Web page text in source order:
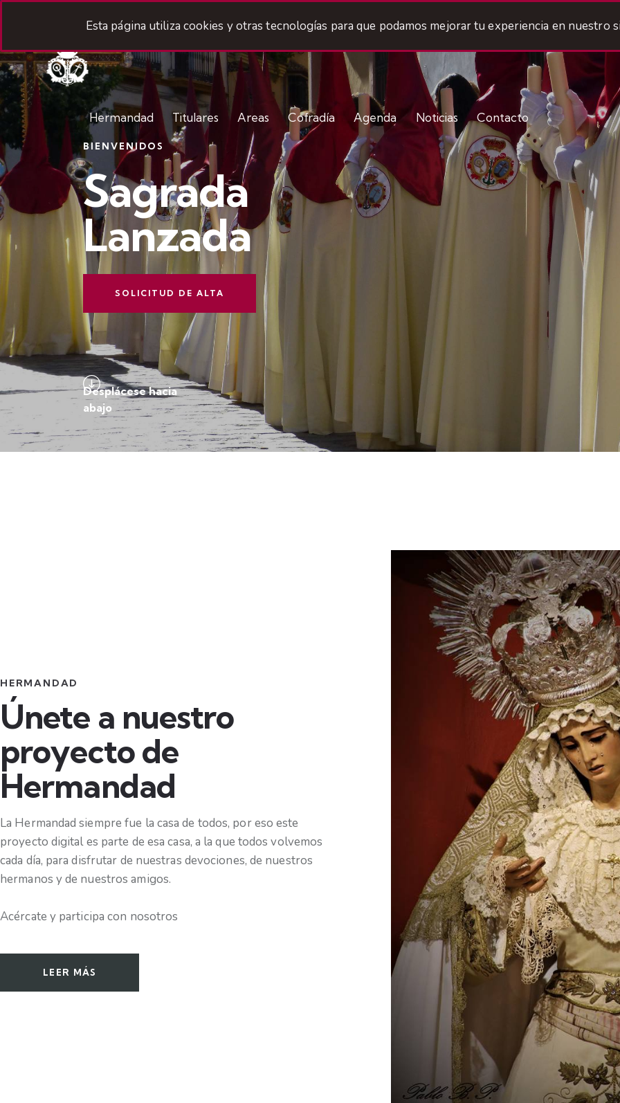
Hermandad Titulares Areas Cofradía Agenda Noticias Contacto
BIENVENIDOS
Sagrada
Lanzada
SOLICITUD DE ALTA
Desplácese hacia
abajo
HERMANDAD
Únete a nuestro
proyecto de
Hermandad
La Hermandad siempre fue la casa de todos, por eso este
proyecto digital es parte de esa casa, a la que todos volvemos
cada día, para disfrutar de nuestras devociones, de nuestros
hermanos y de nuestros amigos.
Acércate y participa con nosotros
LEER MÁS
Esta página utiliza cookies y otras tecnologías para que podamos mejorar tu experiencia en nuestro